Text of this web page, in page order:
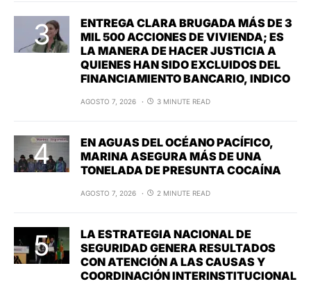
ENTREGA CLARA BRUGADA MÁS DE 3
MIL 500 ACCIONES DE VIVIENDA; ES
LA MANERA DE HACER JUSTICIA A
QUIENES HAN SIDO EXCLUIDOS DEL
FINANCIAMIENTO BANCARIO, INDICO
AGOSTO 7, 2026 3 MINUTE READ
EN AGUAS DEL OCÉANO PACÍFICO,
MARINA ASEGURA MÁS DE UNA
TONELADA DE PRESUNTA COCAÍNA
AGOSTO 7, 2026 2 MINUTE READ
LA ESTRATEGIA NACIONAL DE
SEGURIDAD GENERA RESULTADOS
CON ATENCIÓN A LAS CAUSAS Y
COORDINACIÓN INTERINSTITUCIONAL